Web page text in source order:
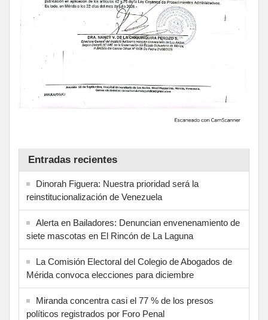
Entradas recientes
Dinorah Figuera: Nuestra prioridad será la
reinstitucionalización de Venezuela
Alerta en Bailadores: Denuncian envenenamiento de
siete mascotas en El Rincón de La Laguna
La Comisión Electoral del Colegio de Abogados de
Mérida convoca elecciones para diciembre
Miranda concentra casi el 77 % de los presos
políticos registrados por Foro Penal